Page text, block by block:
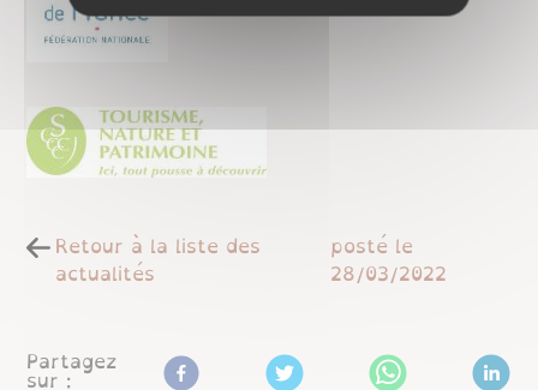
Retour à la liste des
actualités
posté le
28/03/2022
Partagez
sur :